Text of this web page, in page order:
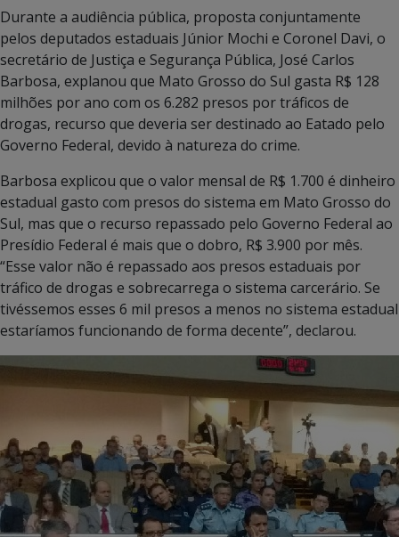
Durante a audiência pública, proposta conjuntamente
pelos deputados estaduais Júnior Mochi e Coronel Davi, o
secretário de Justiça e Segurança Pública, José Carlos
Barbosa, explanou que Mato Grosso do Sul gasta R$ 128
milhões por ano com os 6.282 presos por tráficos de
drogas, recurso que deveria ser destinado ao Eatado pelo
Governo Federal, devido à natureza do crime.
Barbosa explicou que o valor mensal de R$ 1.700 é dinheiro
estadual gasto com presos do sistema em Mato Grosso do
Sul, mas que o recurso repassado pelo Governo Federal ao
Presídio Federal é mais que o dobro, R$ 3.900 por mês.
“Esse valor não é repassado aos presos estaduais por
tráfico de drogas e sobrecarrega o sistema carcerário. Se
tivéssemos esses 6 mil presos a menos no sistema estadual
estaríamos funcionando de forma decente”, declarou.